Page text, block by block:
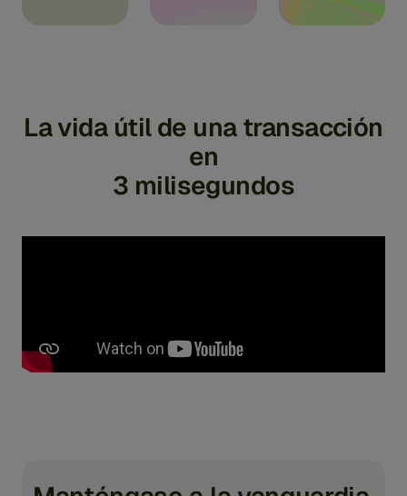
La vida útil de una transacción
en
3 milisegundos